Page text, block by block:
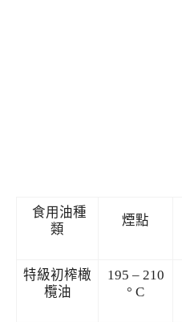
食用油種
類
煙點
特級初榨橄
欖油
195 – 210
° C